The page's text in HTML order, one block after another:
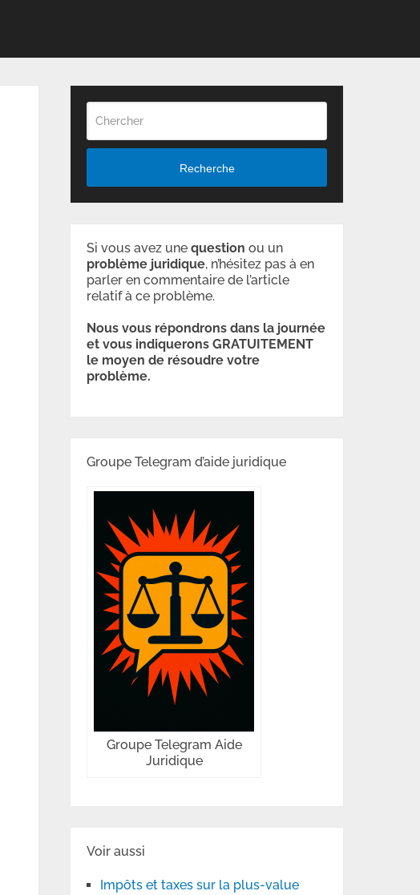
Recherche
Si vous avez unequestion ou un
problème juridique, n’hésitez pas à en
parler en commentaire de l’article
relatif à ce problème.
Nous vous répondrons dans la journée
et vous indiquerons GRATUITEMENT
le moyen de résoudre votre
problème.
Groupe Telegram d’aide juridique
Groupe Telegram Aide
Juridique
Voir aussi
Impôts et taxes sur la plus-value